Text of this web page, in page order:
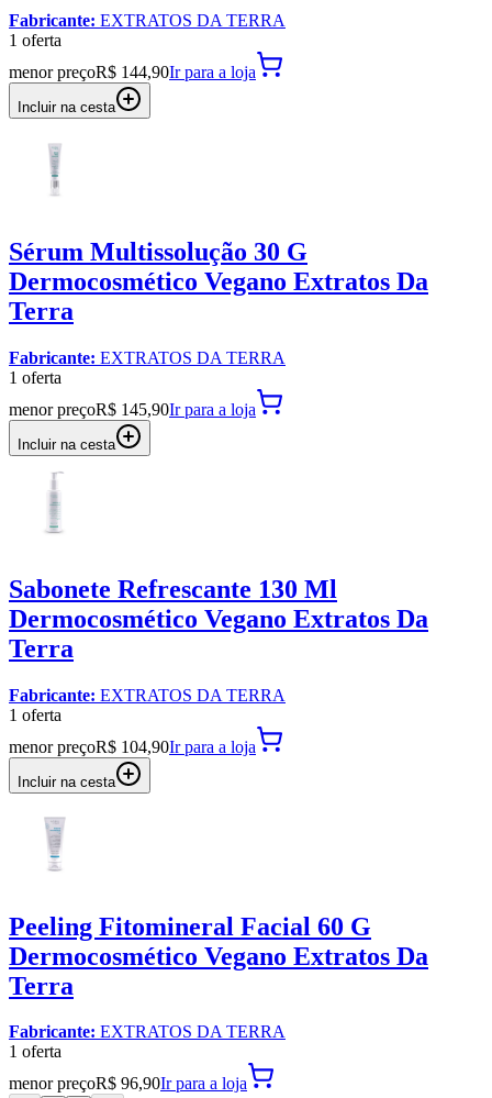
Fabricante: EXTRATOS DA TERRA
1 oferta
menor preçoR$ 144,90Ir para a loja
Incluir na cesta
Sérum Multissolução 30 G
Dermocosmético Vegano Extratos Da
Terra
Fabricante: EXTRATOS DA TERRA
1 oferta
menor preçoR$ 145,90Ir para a loja
Incluir na cesta
Sabonete Refrescante 130 Ml
Dermocosmético Vegano Extratos Da
Terra
Fabricante: EXTRATOS DA TERRA
1 oferta
menor preçoR$ 104,90Ir para a loja
Incluir na cesta
Peeling Fitomineral Facial 60 G
Dermocosmético Vegano Extratos Da
Terra
Fabricante: EXTRATOS DA TERRA
1 oferta
menor preçoR$ 96,90Ir para a loja